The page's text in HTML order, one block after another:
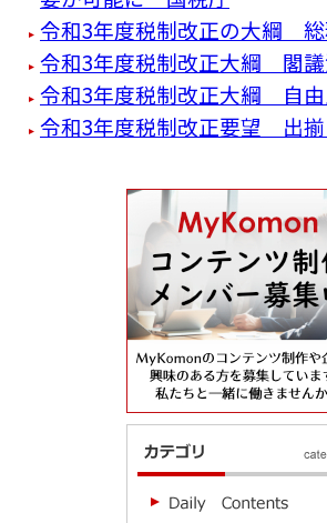
令和3年度税制改正の大綱
令和3年度税制改正大綱 閣
令和3年度税制改正大綱 自
令和3年度税制改正要望 出揃